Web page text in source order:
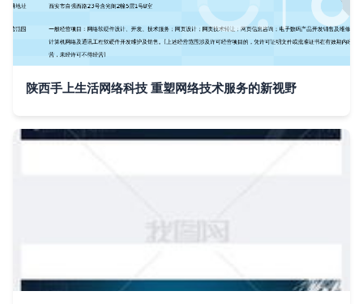
陕西手上生活网络科技 重塑网络技术服务的新视野